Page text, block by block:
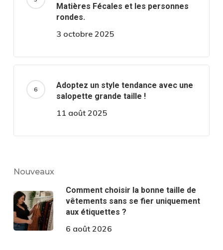
Matières Fécales et les personnes
rondes.
3 octobre 2025
Adoptez un style tendance avec une
salopette grande taille !
11 août 2025
Nouveaux
Comment choisir la bonne taille de
vêtements sans se fier uniquement
aux étiquettes ?
6 août 2026